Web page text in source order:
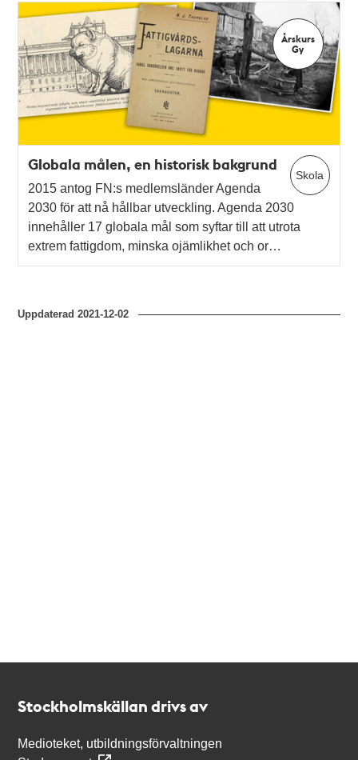
Årskurs
Gy
Skola
Globala målen, en historisk bakgrund
2015 antog FN:s medlemsländer Agenda
2030 för att nå hållbar utveckling. Agenda 2030
innehåller 17 globala mål som syftar till att utrota
extrem fattigdom, minska ojämlikhet och or…
Uppdaterad2021-12-02
Stockholmskällan drivs av
Medioteket, utbildningsförvaltningen